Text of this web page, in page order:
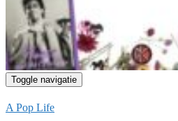
Toggle navigatie
A Pop Life